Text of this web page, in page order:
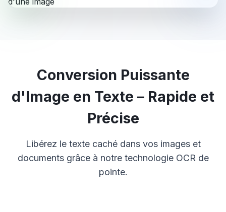
Conversion Puissante
d'Image en Texte – Rapide et
Précise
Libérez le texte caché dans vos images et
documents grâce à notre technologie OCR de
pointe.